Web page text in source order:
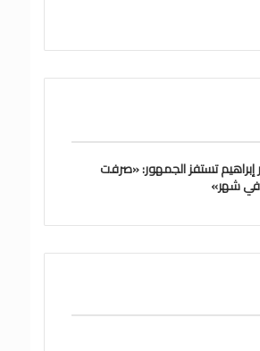
تستفز الجمهور: «صرفت
في شهر»